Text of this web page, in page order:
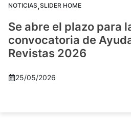
NOTICIAS,SLIDER HOME
Se abre el plazo para
convocatoria de
Revistas 2026
25/05/2026